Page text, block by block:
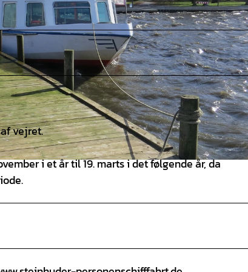
vejret.
i et år til 19. marts i det følgende år, da